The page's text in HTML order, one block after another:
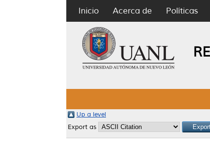
Inicio Acerca de Políticas
Up a level
Export as